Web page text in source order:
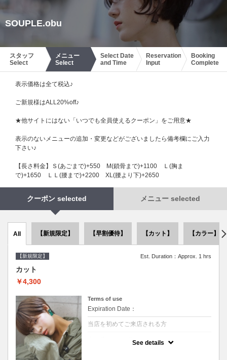
SOUPLE.obu
スタッフ
Select
メニュー
Select
Select Date
and Time
Reservation
Input
Booking
Complete
表示価格は全て税込♪
ご新規様はALL20%off♪
★他サイトにはない「いつでも全員使えるクーポン」をご用意★
表示のないメニューの追加・変更などがございましたら備考欄にご入力
下さい♪
【長さ料金】Ｓ(あごまで)+550 М(鎖骨まで)+1100 Ｌ(胸ま
で)+1650 ＬＬ(腰まで)+2200 XL(腰より下)+2650
クーポン selected メニュー selected
All 【新規限定】 【早割優待】 【カット】 【カラー】
【新規限定】 Est. Duration：Approx. 1 hrs
カット
￥4,300
Terms of use
Expiration Date：
当店を初めてご来店される方
See details